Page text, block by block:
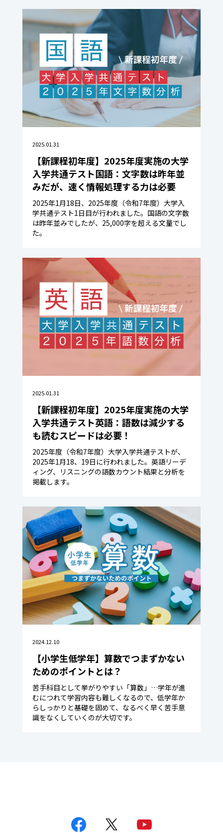
2025.01.31
【新課程初年度】2025年度実施の大学
入学共通テスト国語：文字数は昨年並
みだが、速く情報処理する力は必要
2025年1月18日、2025年度（令和7年度）大学入
学共通テスト1日目が行われました。国語の文字数
は昨年並みでしたが、25,000字を超える文量でし
た。
2025.01.31
【新課程初年度】2025年度実施の大学
入学共通テスト英語：語数は減少する
も読むスピードは必要！
2025年度（令和7年度）大学入学共通テストが、
2025年1月18、19日に行われました。英語リーデ
ィング、リスニングの語数カウント結果と分析を
掲載します。
2024.12.10
【小学生低学年】算数でつまずかない
ためのポイントとは？
苦手科目として挙がりやすい「算数」…学年が進
むにつれて学習内容も難しくなるので、低学年か
らしっかりと基礎を固めて、なるべく早く苦手意
識をなくしていくのが大切です。